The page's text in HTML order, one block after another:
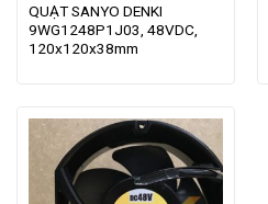
QUẠT SANYO DENKI
9WG1248P1J03, 48VDC,
120x120x38mm